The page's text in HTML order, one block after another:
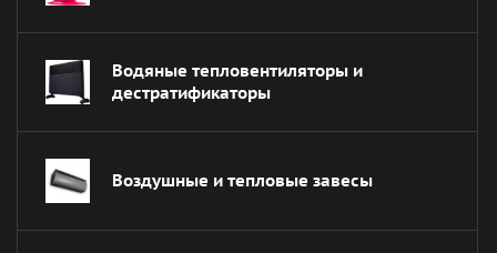
Водяные тепловентиляторы и
дестратификаторы
Воздушные и тепловые завесы